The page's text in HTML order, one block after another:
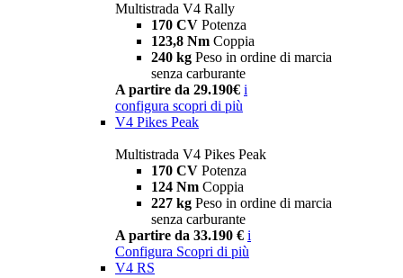
Multistrada V4 Rally
170 CV Potenza
123,8 Nm Coppia
240 kg Peso in ordine di marcia
senza carburante
A partire da 29.190€ i
configura scopri di più
V4 Pikes Peak
Multistrada V4 Pikes Peak
170 CV Potenza
124 Nm Coppia
227 kg Peso in ordine di marcia
senza carburante
A partire da 33.190 € i
Configura Scopri di più
V4 RS